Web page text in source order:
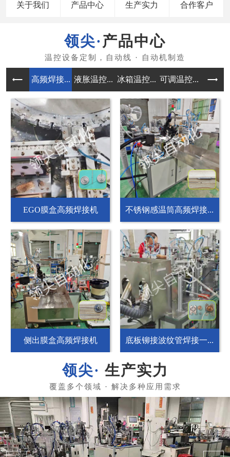
关于我们 产品中心 生产实力 合作客户
产品中心
高频焊接... 液胀温控... 冰箱温控... 可调温控... 自动
EGO膜盒高频焊接机 不锈钢感温筒高频焊接...
侧出膜盒高频焊接机 底板铆接波纹管焊接一...
生产实力